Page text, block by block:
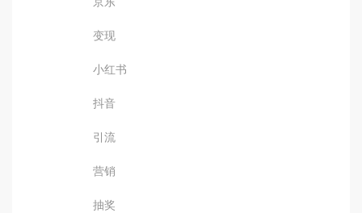
变现
小红书
抖音
引流
营销
抽奖